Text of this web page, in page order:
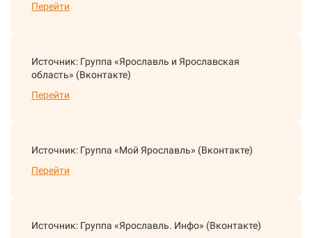
Перейти
Источник: Группа «Ярославль и Ярославская
область» (Вконтакте)
Перейти
Источник: Группа «Мой Ярославль» (Вконтакте)
Перейти
Источник: Группа «Ярославль. Инфо» (Вконтакте)